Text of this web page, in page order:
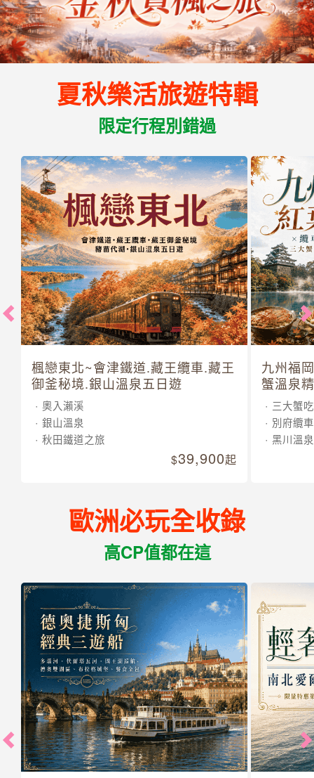
夏秋樂活旅遊特輯
限定行程別錯過
楓戀東北~會津鐵道.藏王纜車.藏王
御釜秘境.銀山溫泉五日遊
奧入瀨溪
銀山溫泉
秋田鐵道之旅
39,900起
九州福
蟹溫泉
三大蟹
別府纜車
黑川溫泉
歐洲必玩全收錄
高CP值都在這